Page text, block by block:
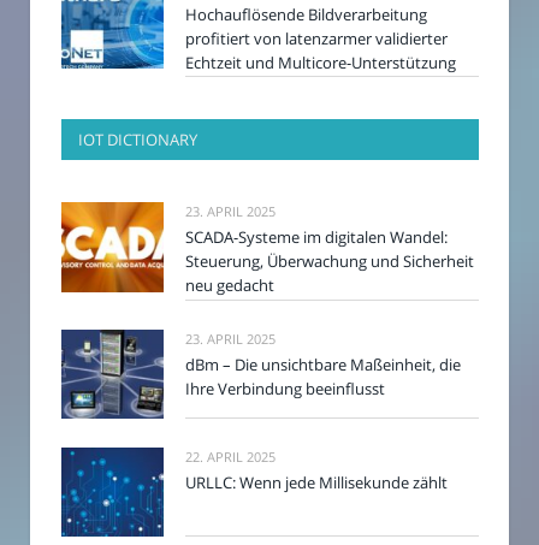
Hochauflösende Bildverarbeitung
profitiert von latenzarmer validierter
Echtzeit und Multicore-Unterstützung
IOT DICTIONARY
23. APRIL 2025
SCADA-Systeme im digitalen Wandel:
Steuerung, Überwachung und Sicherheit
neu gedacht
23. APRIL 2025
dBm – Die unsichtbare Maßeinheit, die
Ihre Verbindung beeinflusst
22. APRIL 2025
URLLC: Wenn jede Millisekunde zählt